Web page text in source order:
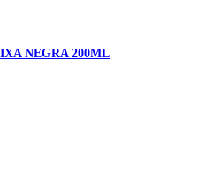
NEGRA 200ML